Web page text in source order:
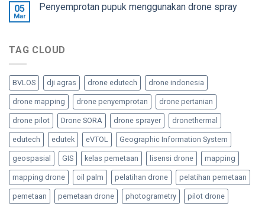
05
Mar
Penyemprotan pupuk menggunakan drone spray
TAG CLOUD
BVLOS dji agras drone edutech drone indonesia
drone mapping drone penyemprotan drone pertanian
drone pilot Drone SORA drone sprayer dronethermal
edutech edutek eVTOL Geographic Information System
geospasial GIS kelas pemetaan lisensi drone mapping
mapping drone oil palm pelatihan drone pelatihan pemetaan
pemetaan pemetaan drone photogrametry pilot drone